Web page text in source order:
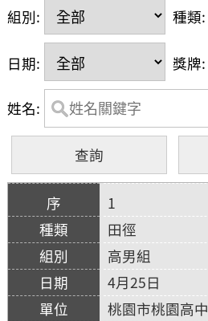
組別: 種類:
日期: 獎牌:
姓名:
1
田徑
高男組
4月25日
桃園市桃園高中